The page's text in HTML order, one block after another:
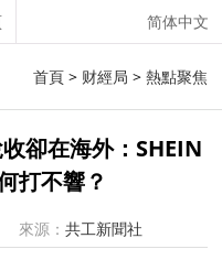
简体中文
首頁> 财經局 > 熱點聚焦
卻在海外：SHEIN
打不響？
來源： 共工新聞社